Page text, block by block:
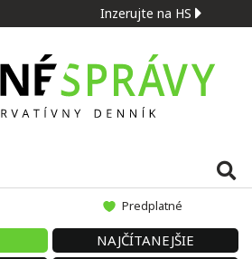
Inzerujte na HS
Predplatné
NAJČÍTANEJŠIE